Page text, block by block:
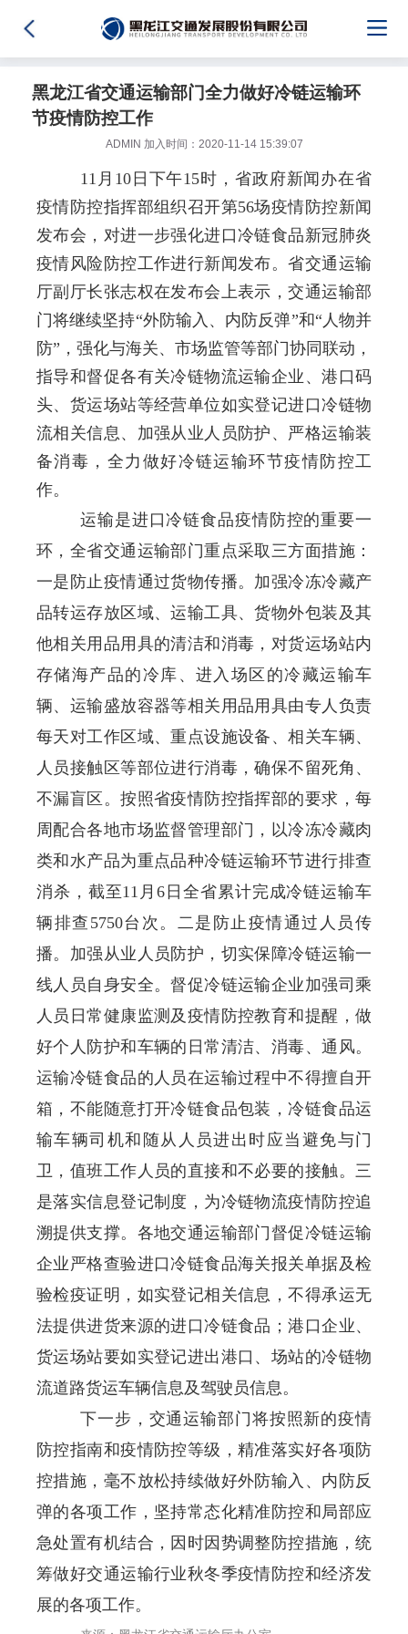
黑龙江省交通运输部门全力做好冷链运输环
节疫情防控工作
ADMIN 加入时间：2020-11-14 15:39:07
11月 10日下午15时，省政府新闻办在省
疫情防控指挥部组织召开第56场疫情防控新闻
发布会，对进一步强化进口冷链食品新冠肺炎
疫情风险防控工作进行新闻发布。省交通运输
厅副厅长张志权在发布会上表示，交通运输部
门将继续坚持“外防输入、内防反弹”和“人物并
防”，强化与海关、市场监管等部门协同联动，
指导和督促各有关冷链物流运输企业、港口码
头、货运场站等经营单位如实登记进口冷链物
流相关信息、 加强从业人员防护、严格运输装
备消毒，全力做好冷链运输环节疫情防控工
作。
运输是进口冷链食品疫情防控的重要一
环 ，全省交通运输部门重点采取三方面措施：
一是防止疫情通过货物传播。加强冷冻冷藏产
品转运存放区域、运输工具、货物外包装及其
他相关用品用具的清洁和消毒，对货运场站内
存储海产品的冷库、进入场区的冷藏运输车
辆、运输盛放容器等相关用品用具由专人负责
每天对工作区域、重点设施设备、相关车辆、
人员接触区等部位进行消毒，确保不留死角、
不漏盲区。按照省疫情防控指挥部的要求，每
周配合各地市场监督管理部门，以冷冻冷藏肉
类和水产品为重点品种冷链运输环节进行排查
消杀，截至11 月6 日全省累计完成冷链运输车
辆排查 5750台次。 二是防止疫情通过人员传
播。加强从业人员防护，切实保障冷链运输一
线人员自身安全。督促冷链运输企业加强司乘
人员日常健康监测及疫情防控教育和提醒，做
好个人防护和车辆的日常清洁、消毒、通风。
运输冷链食品的人员在运输过程中不得擅自开
箱，不能随意打开冷链食品包装，冷链食品运
输车辆司机和随从人员进出时应当避免与门
卫，值班工作人员的直接和不必要的接触。三
是落实信息登记制度，为冷链物流疫情防控追
溯提供支撑。各地交通运输部门督促冷链运输
企业严格查验进口冷链食品海关报关单据及检
验检疫证明，如实登记相关信息，不得承运无
法提供进货来源的进口冷链食品；港口企业、
货运场站要如实登记进出港口、场站的冷链物
流道路货运车辆信息及驾驶员信息。
下一步，交通运输部门将按照新的疫情
防控指南和疫情防控等级，精准落实好各项防
控措施，毫不放松持续做好外防输入、内防反
弹的各项工作，坚持常态化精准防控和局部应
急处置有机结合，因时因势调整防控措施，统
筹做好交通运输行业秋冬季疫情防控和经济发
展的各项工作。